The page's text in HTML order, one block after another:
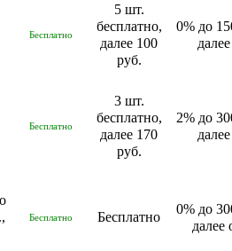
Бесплатно
5 шт.
бесплатно,
далее 100
руб.
0% до
Бесплатно
3 шт.
бесплатно,
далее 170
руб.
2% до
Бесплатно Бесплатно
0% до
далее